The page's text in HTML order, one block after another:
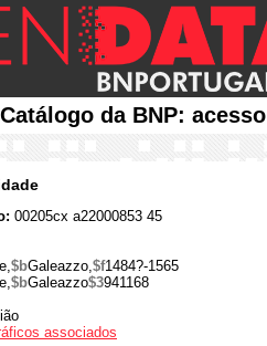
Catálogo da BNP:
00205cx a22000853 45
$bGaleazzo,$f1484?-1565
$bGaleazzo$3941168
associados